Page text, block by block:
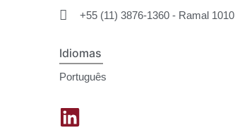
+55 (11) 3876-1360 - Ramal 1010
Idiomas
Português